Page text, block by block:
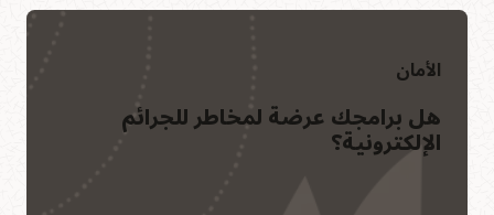
الأمان
هل برامجك عرضة لمخاطر للجرائم
الإلكترونية؟